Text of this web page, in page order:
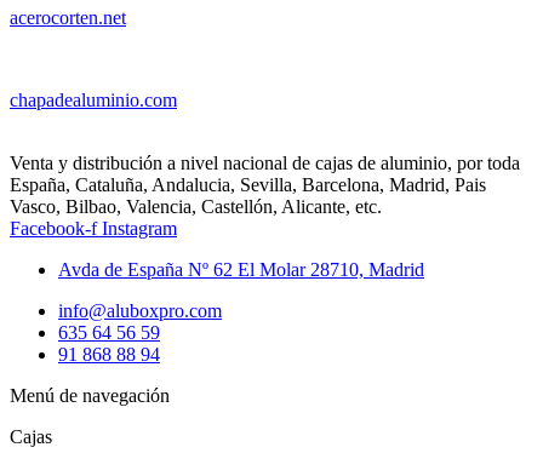
acerocorten.net
chapadealuminio.com
Venta y distribución a nivel nacional de cajas de aluminio, por toda
España, Cataluña, Andalucia, Sevilla, Barcelona, Madrid, Pais
Vasco, Bilbao, Valencia, Castellón, Alicante, etc.
Facebook-f Instagram
Avda de España Nº 62 El Molar 28710, Madrid
info@aluboxpro.com
635 64 56 59
91 868 88 94
Menú de navegación
Cajas